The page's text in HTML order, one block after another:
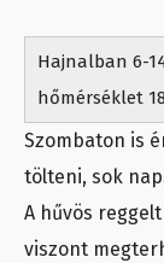
Hajnalban 6-
hőmérséklet
Szombaton is
tölteni, sok
A hűvös
viszont